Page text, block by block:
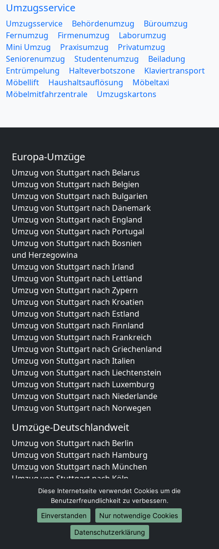
Umzugsservice
Umzugsservice Behördenumzug
Büroumzug
Fernumzug
Firmenumzug
Laborumzug
Mini Umzug
Praxisumzug
Privatumzug
Seniorenumzug
Studentenumzug
Beiladung
Entrümpelung
Halteverbotszone
Klaviertransport
Möbellift
Haushaltsauflösung
Möbeltaxi
Möbelmitfahrzentrale
Umzugskartons
Europa-Umzüge
Umzug von Stuttgart nach Belarus
Umzug von Stuttgart nach Belgien
Umzug von Stuttgart nach Bulgarien
Umzug von Stuttgart nach Dänemark
Umzug von Stuttgart nach England
Umzug von Stuttgart nach Portugal
Umzug von Stuttgart nach Bosnien
und Herzegowina
Umzug von Stuttgart nach Irland
Umzug von Stuttgart nach Lettland
Umzug von Stuttgart nach Zypern
Umzug von Stuttgart nach Kroatien
Umzug von Stuttgart nach Estland
Umzug von Stuttgart nach Finnland
Umzug von Stuttgart nach Frankreich
Umzug von Stuttgart nach Griechenland
Umzug von Stuttgart nach Italien
Umzug von Stuttgart nach Liechtenstein
Umzug von Stuttgart nach Luxemburg
Umzug von Stuttgart nach Niederlande
Umzug von Stuttgart nach Norwegen
Umzüge-Deutschlandweit
Umzug von Stuttgart nach Berlin
Umzug von Stuttgart nach Hamburg
Umzug von Stuttgart nach München
Umzug von Stuttgart nach Köln
Umzug von Stuttgart nach Frankfurt am Main
Umzug von Stuttgart nach Stuttgart
Umzug von Stuttgart nach Düsseldorf
Umzug von Stuttgart nach Leipzig
Umzug von Stuttgart nach Dortmund
Diese Internetseite verwendet Cookies um die
Benutzerfreundlichkeit zu verbessern.
Einverstanden
Nur notwendige Cookies
Datenschutzerklärung